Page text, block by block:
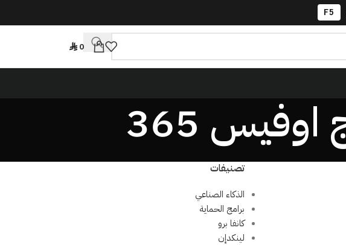
F5
0
تصنيفات
الذكاء الصناعي
برامج الحماية
كانفا برو
لينكدإن